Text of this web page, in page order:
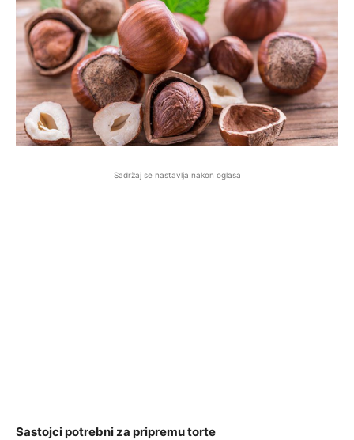
Sadržaj se nastavlja nakon oglasa
Sastojci potrebni za pripremu torte